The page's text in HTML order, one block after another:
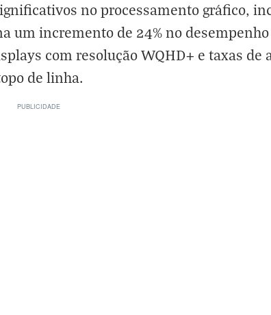
no processamento gráfico,
um incremento de 24% no
com resolução WQHD+ e taxas de
de linha.